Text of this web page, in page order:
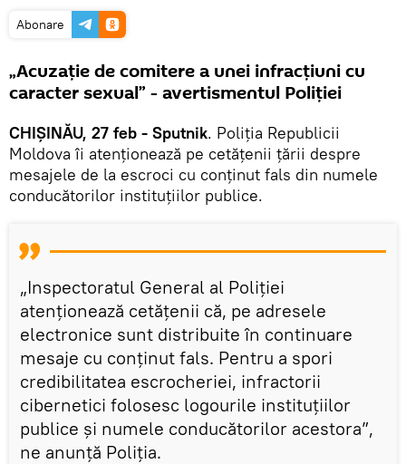
Abonare
„Acuzație de comitere a unei infracțiuni cu
caracter sexual” - avertismentul Poliției
CHIȘINĂU, 27 feb - Sputnik. Poliția Republicii
Moldova îi atenționează pe cetățenii țării despre
mesajele de la escroci cu conținut fals din numele
conducătorilor instituțiilor publice.
„Inspectoratul General al Poliției
atenționează cetățenii că, pe adresele
electronice sunt distribuite în continuare
mesaje cu conținut fals. Pentru a spori
credibilitatea escrocheriei, infractorii
cibernetici folosesc logourile instituțiilor
publice și numele conducătorilor acestora”,
ne anunță Poliția.